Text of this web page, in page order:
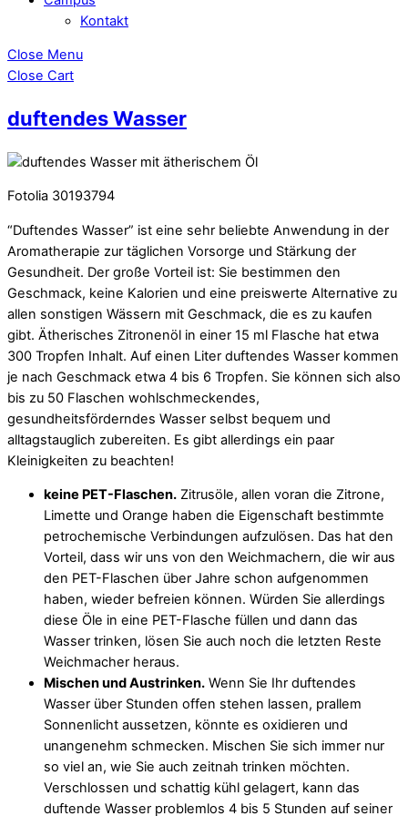
Kontakt
Close Menu
Close Cart
duftendes Wasser
Fotolia 30193794
“Duftendes Wasser” ist eine sehr beliebte Anwendung in der
Aromatherapie zur täglichen Vorsorge und Stärkung der
Gesundheit. Der große Vorteil ist: Sie bestimmen den
Geschmack, keine Kalorien und eine preiswerte Alternative zu
allen sonstigen Wässern mit Geschmack, die es zu kaufen
gibt. Ätherisches Zitronenöl in einer 15 ml Flasche hat etwa
300 Tropfen Inhalt. Auf einen Liter duftendes Wasser kommen
je nach Geschmack etwa 4 bis 6 Tropfen. Sie können sich also
bis zu 50 Flaschen wohlschmeckendes,
gesundheitsförderndes Wasser selbst bequem und
alltagstauglich zubereiten. Es gibt allerdings ein paar
Kleinigkeiten zu beachten!
keine PET-Flaschen. Zitrusöle, allen voran die Zitrone,
Limette und Orange haben die Eigenschaft bestimmte
petrochemische Verbindungen aufzulösen. Das hat den
Vorteil, dass wir uns von den Weichmachern, die wir aus
den PET-Flaschen über Jahre schon aufgenommen
haben, wieder befreien können. Würden Sie allerdings
diese Öle in eine PET-Flasche füllen und dann das
Wasser trinken, lösen Sie auch noch die letzten Reste
Weichmacher heraus.
Mischen und Austrinken. Wenn Sie Ihr duftendes
Wasser über Stunden offen stehen lassen, prallem
Sonnenlicht aussetzen, könnte es oxidieren und
unangenehm schmecken. Mischen Sie sich immer nur
so viel an, wie Sie auch zeitnah trinken möchten.
Verschlossen und schattig kühl gelagert, kann das
duftende Wasser problemlos 4 bis 5 Stunden auf seiner